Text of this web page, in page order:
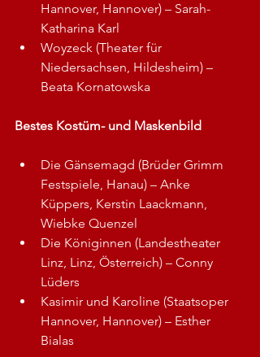
Hannover, Hannover) – Sarah-
Katharina Karl
Woyzeck (Theater für
Niedersachsen, Hildesheim) –
Beata Kornatowska
Bestes Kostüm- und Maskenbild
Die Gänsemagd (Brüder Grimm
Festspiele, Hanau) – Anke
Küppers, Kerstin Laackmann,
Wiebke Quenzel
Die Königinnen (Landestheater
Linz, Linz, Österreich) – Conny
Lüders
Kasimir und Karoline (Staatsoper
Hannover, Hannover) – Esther
Bialas